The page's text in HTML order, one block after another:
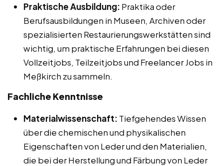
Praktische Ausbildung: Praktika oder
Berufsausbildungen in Museen, Archiven oder
spezialisierten Restaurierungswerkstätten sind
wichtig, um praktische Erfahrungen bei diesen
Vollzeitjobs, Teilzeitjobs und Freelancer Jobs in
Meßkirch zu sammeln.
Fachliche Kenntnisse
Materialwissenschaft: Tiefgehendes Wissen
über die chemischen und physikalischen
Eigenschaften von Leder und den Materialien,
die bei der Herstellung und Färbung von Leder